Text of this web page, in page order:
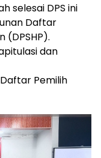
selesai DPS ini
Daftar
(DPSHP).
dan
Pemilih